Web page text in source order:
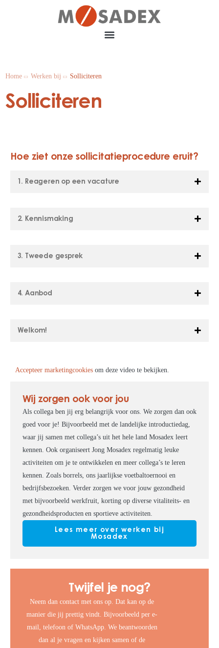
Home Werken bij Solliciteren
Solliciteren
Hoe ziet onze sollicitatieprocedure eruit?
1. Reageren op een vacature
2. Kennismaking
3. Tweede gesprek
4. Aanbod
Welkom!
Accepteer marketingcookiesom deze video te bekijken.
Wij zorgen ook voor jou
Als collega ben jij erg belangrijk voor ons. We zorgen dan ook
goed voor je! Bijvoorbeeld met de landelijke introductiedag,
waar jij samen met collega’s uit het hele land Mosadex leert
kennen. Ook organiseert Jong Mosadex regelmatig leuke
activiteiten om je te ontwikkelen en meer collega’s te leren
kennen. Zoals borrels, ons jaarlijkse voetbaltoernooi en
bedrijfsbezoeken. Verder zorgen we voor jouw gezondheid
met bijvoorbeeld werkfruit, korting op diverse vitaliteits- en
gezondheidsproducten en sportieve activiteiten.
Lees meer over werken bij
Mosadex
Twijfel je nog?
Neem dan contact met ons op. Dat kan op de
manier die jij prettig vindt. Bijvoorbeeld per e-
mail, telefoon of WhatsApp. We beantwoorden
dan al je vragen en kijken samen of de